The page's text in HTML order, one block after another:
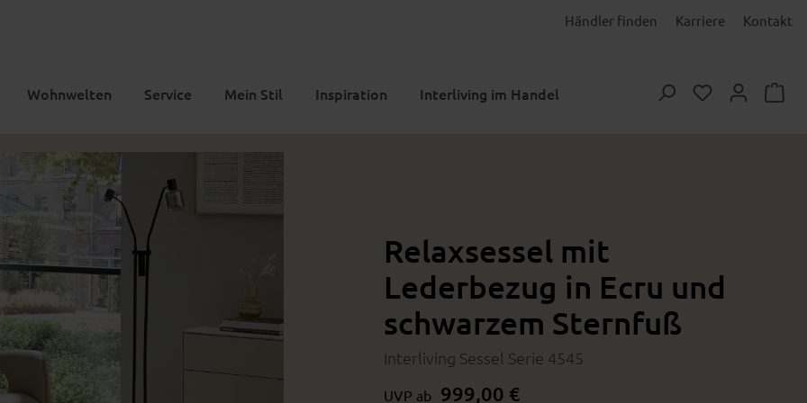
Händler finden Karriere Kontakt
Wohnwelten Service Mein Stil Inspiration Interliving im Handel Du hast 0
Relaxsessel mit
Lederbezug in Ecru und
schwarzem Sternfuß
Interliving Sessel Serie 4545
UVP ab 999,00 €